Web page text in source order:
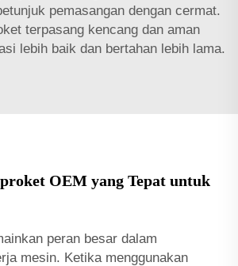
pemasangan dengan cermat.
terpasang kencang dan aman
lebih baik dan bertahan lebih lama.
OEM yang Tepat untuk
peran besar dalam
mesin. Ketika menggunakan